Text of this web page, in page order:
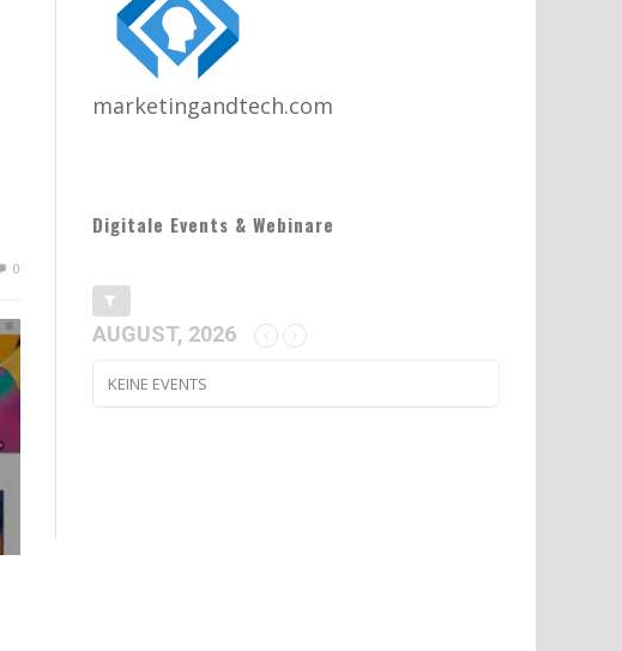
0
marketingandtech.com
Digitale Events & Webinare
AUGUST, 2026
KEINE EVENTS